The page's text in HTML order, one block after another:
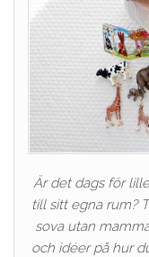
Är det dags för
till sitt egna rum?
sova utan
och idéer på hur